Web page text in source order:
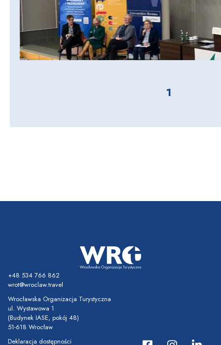
1
+48 534 766 862
wrot@wroclaw.travel
Wrocławska Organizacja Turystyczna
ul. Wystawowa 1
(Budynek IASE, pokój 48)
51-618 Wrocław
Deklaracja dostępności